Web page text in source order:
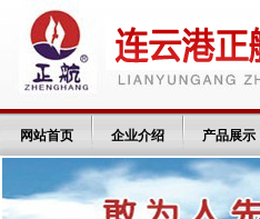
网站首页 企业介绍 产品展示